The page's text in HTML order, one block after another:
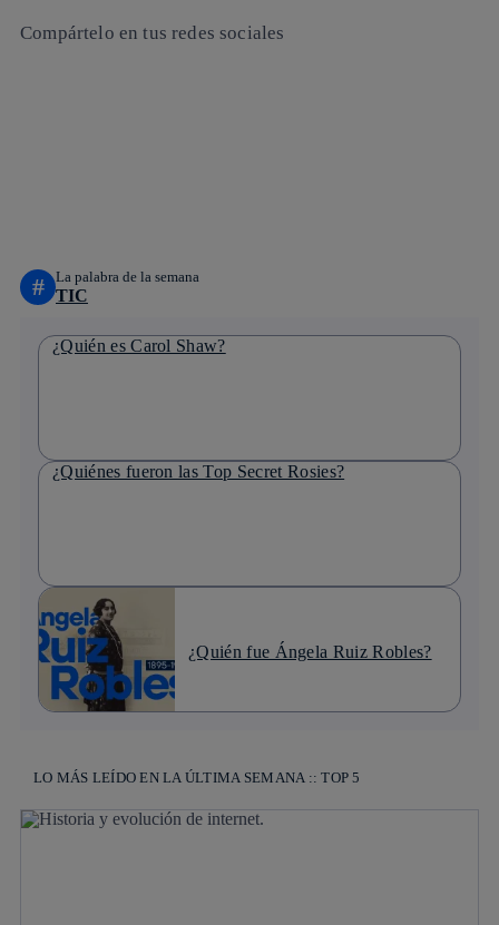
Compártelo en tus redes sociales
# La palabra de la semana
TIC
¿Quién es Carol Shaw?
¿Quiénes fueron las Top Secret Rosies?
¿Quién fue Ángela Ruiz Robles?
LO MÁS LEÍDO EN LA ÚLTIMA SEMANA :: TOP 5